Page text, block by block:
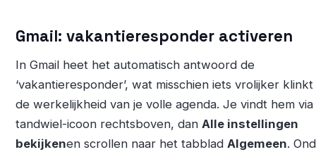
Gmail: vakantieresponder activeren
In Gmail heet het automatisch antwoord de
‘vakantieresponder’, wat misschien iets vrolijker
de werkelijkheid van je volle agenda. Je vindt hem
tandwiel-icoon rechtsboven, dan Alle instellingen
bekijkenen scrollen naar het tabblad Algemeen.